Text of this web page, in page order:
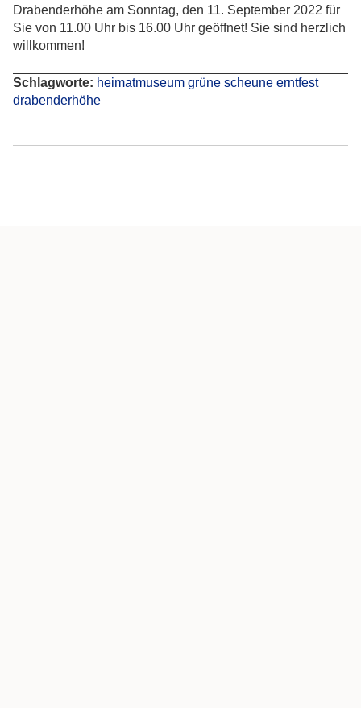
Drabenderhöhe am Sonntag, den 11. September 2022 für
Sie von 11.00 Uhr bis 16.00 Uhr geöffnet! Sie sind herzlich
willkommen!
Schlagworte: heimatmuseum grüne scheune erntfest
drabenderhöhe